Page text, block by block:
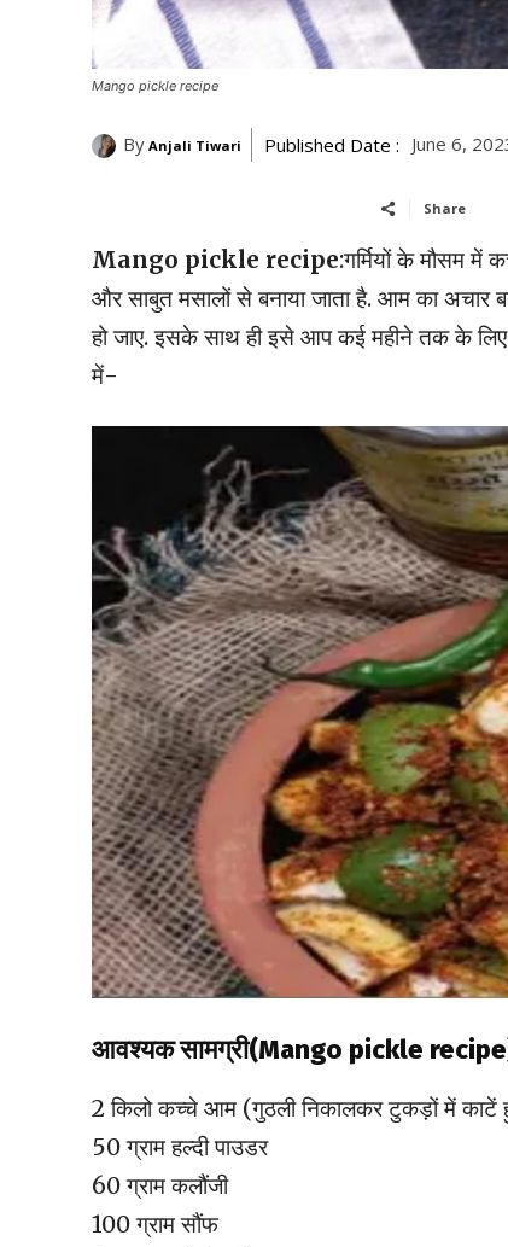
Mango pickle recipe
By Anjali Tiwari Published Date : June 6,
Share
Mango pickle recipe:गर्मियों के मौसम
और साबुत मसालों से बनाया जाता है. आम का अचार
हो जाए. इसके साथ ही इसे आप कई महीने तक के
में-
आवश्यक सामग्री(Mango pickle
2 किलो कच्चे आम (गुठली निकालकर टुकड़ों में काटें
50 ग्राम हल्दी पाउडर
60 ग्राम कलौंजी
100 ग्राम सौंफ